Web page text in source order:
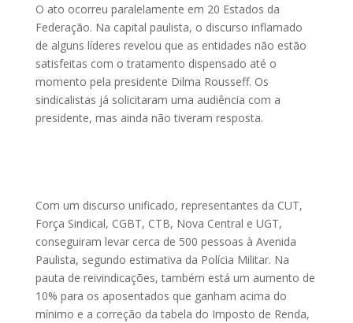
O ato ocorreu paralelamente em 20 Estados da
Federação. Na capital paulista, o discurso inflamado
de alguns líderes revelou que as entidades não estão
satisfeitas com o tratamento dispensado até o
momento pela presidente Dilma Rousseff. Os
sindicalistas já solicitaram uma audiência com a
presidente, mas ainda não tiveram resposta.
Com um discurso unificado, representantes da CUT,
Força Sindical, CGBT, CTB, Nova Central e UGT,
conseguiram levar cerca de 500 pessoas à Avenida
Paulista, segundo estimativa da Polícia Militar. Na
pauta de reivindicações, também está um aumento de
10% para os aposentados que ganham acima do
mínimo e a correção da tabela do Imposto de Renda,